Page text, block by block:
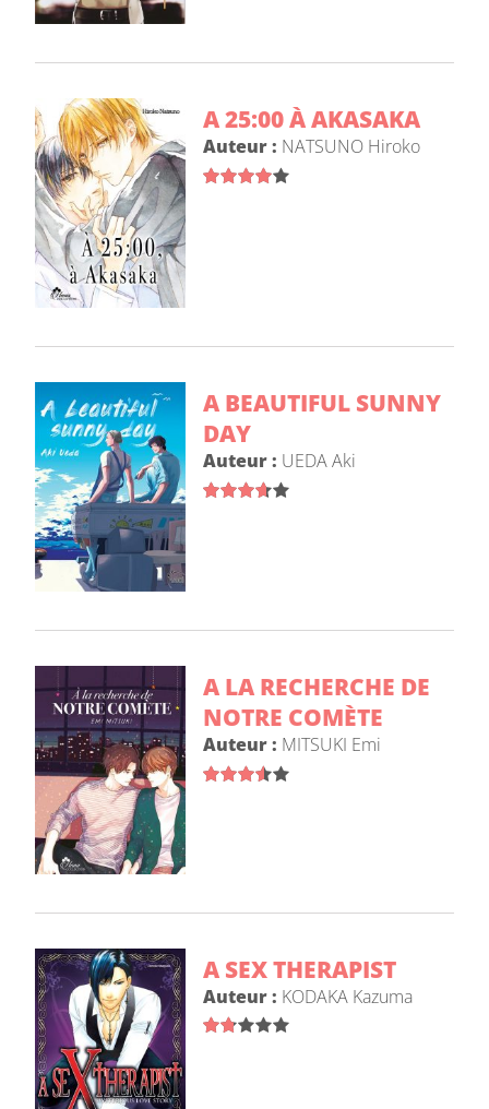
A 25:00 À AKASAKA
Auteur : NATSUNO Hiroko
A BEAUTIFUL SUNNY
DAY
Auteur : UEDA Aki
A LA RECHERCHE DE
NOTRE COMÈTE
Auteur : MITSUKI Emi
A SEX THERAPIST
Auteur : KODAKA Kazuma